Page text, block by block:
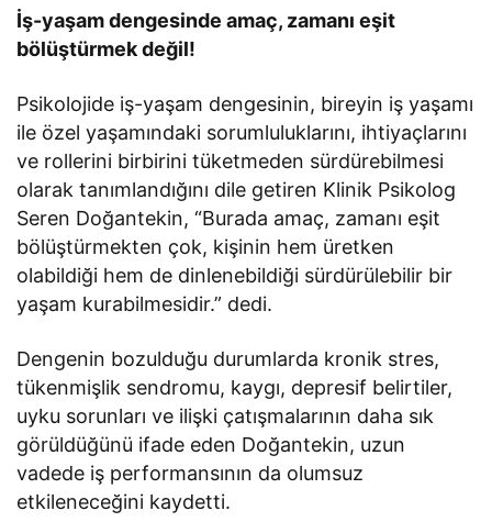
İş-yaşam dengesinde amaç, zamanı eşit
bölüştürmek değil!
Psikolojide iş-yaşam dengesinin, bireyin iş yaşamı
ile özel yaşamındaki sorumluluklarını, ihtiyaçlarını
ve rollerini birbirini tüketmeden sürdürebilmesi
olarak tanımlandığını dile getiren Klinik Psikolog
Seren Doğantekin, “Burada amaç, zamanı eşit
bölüştürmekten çok, kişinin hem üretken
olabildiği hem de dinlenebildiği sürdürülebilir bir
yaşam kurabilmesidir.” dedi.
Dengenin bozulduğu durumlarda kronik stres,
tükenmişlik sendromu, kaygı, depresif belirtiler,
uyku sorunları ve ilişki çatışmalarının daha sık
görüldüğünü ifade eden Doğantekin, uzun
vadede iş performansının da olumsuz
etkileneceğini kaydetti.